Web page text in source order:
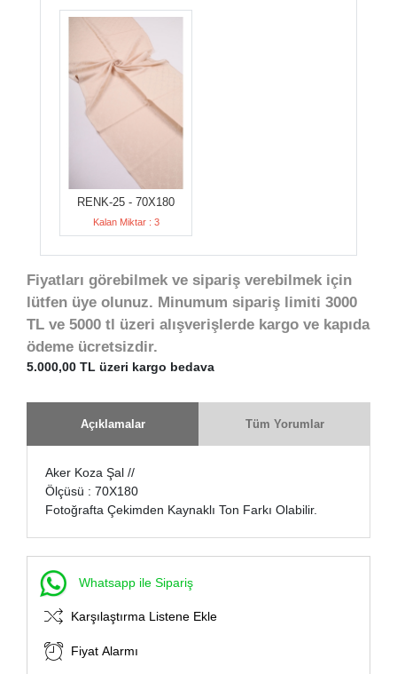
RENK-25 - 70X180
Kalan Miktar : 3
Fiyatları görebilmek ve sipariş verebilmek için
lütfen üye olunuz. Minumum sipariş limiti 3000
TL ve 5000 tl üzeri alışverişlerde kargo ve kapıda
ödeme ücretsizdir.
5.000,00 TL üzeri kargo bedava
Açıklamalar Tüm Yorumlar
Aker Koza Şal //
Ölçüsü : 70X180
Fotoğrafta Çekimden Kaynaklı Ton Farkı Olabilir.
Whatsapp ile Sipariş
Karşılaştırma Listene Ekle
Fiyat Alarmı